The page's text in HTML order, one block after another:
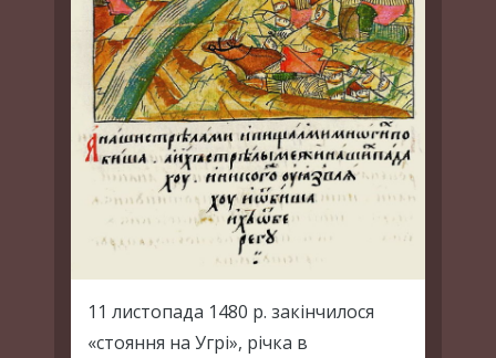
11 листопада 1480 р. закінчилося
«стояння на Угрі», річка в